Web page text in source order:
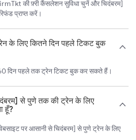
की फ़्री कैंसलेशन सुविधा चुनें और चिदंबरम]
प्राप्त करें।
के लिए कितने दिन पहले टिकट बुक
दिन पहले तक ट्रेन टिकट बुक कर सकते हैं।
से पुणे तक की ट्रेन के लिए
हूँ?
पर आसानी से चिदंबरम] से पुणे ट्रेन के लिए